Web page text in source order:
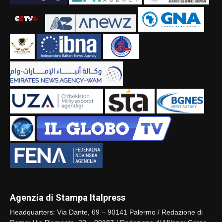
Agenzia di Stampa Italpress
Headquarters: Via Dante, 69 – 90141 Palermo / Redazione di